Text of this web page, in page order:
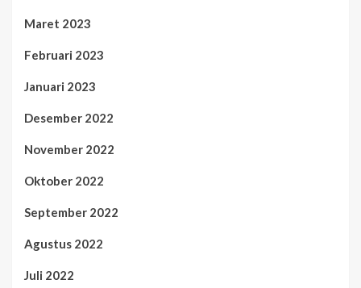
Maret 2023
Februari 2023
Januari 2023
Desember 2022
November 2022
Oktober 2022
September 2022
Agustus 2022
Juli 2022